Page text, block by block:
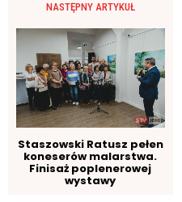
NASTĘPNY ARTYKUŁ
Staszowski Ratusz pełen
koneserów malarstwa.
Finisaż poplenerowej
wystawy